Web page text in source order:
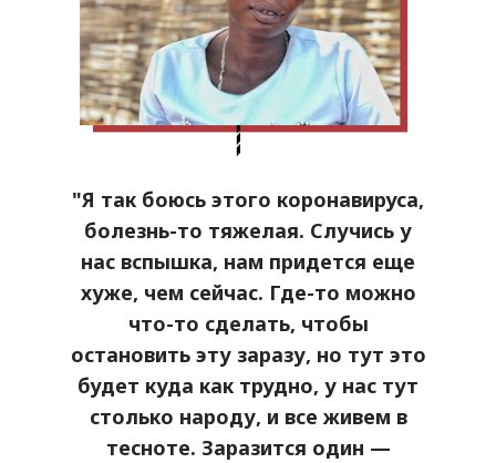
"Я так боюсь этого коронавируса,
болезнь-то тяжелая. Случись у
нас вспышка, нам придется еще
хуже, чем сейчас. Где-то можно
что-то сделать, чтобы
остановить эту заразу, но тут это
будет куда как трудно, у нас тут
столько народу, и все живем в
тесноте. Заразится один —